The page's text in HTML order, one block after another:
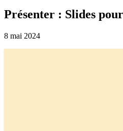
Présenter : Slides
8 mai 2024